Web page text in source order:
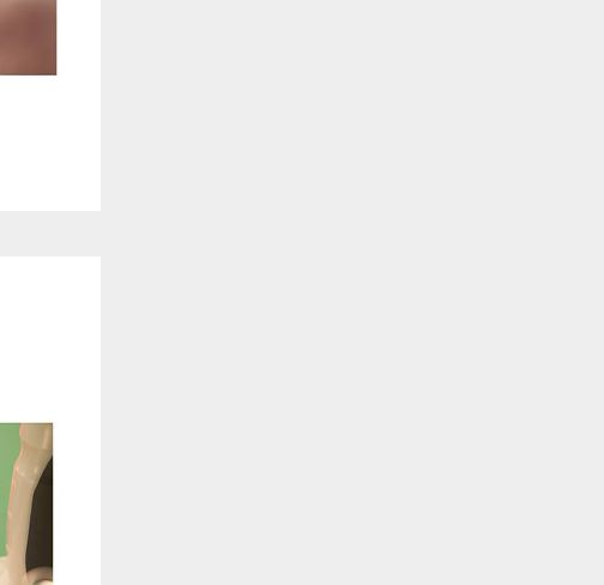
determinar el número de visitas y las fuentes de tráfico, con el fin de medir y mejorar
También nos ayudan a identificar las páginas más / menos visitadas y a evaluar cómo los
Si no aceptas estas cookies, no seremos notificados de tu visita a nuestro sitio.
pueden establecer estas cookies en nuestro sitio web. Estas empresas pueden
intereses y proporcionarte publicidad relevante en otros sitios web. Si no permite estas
dirigida.